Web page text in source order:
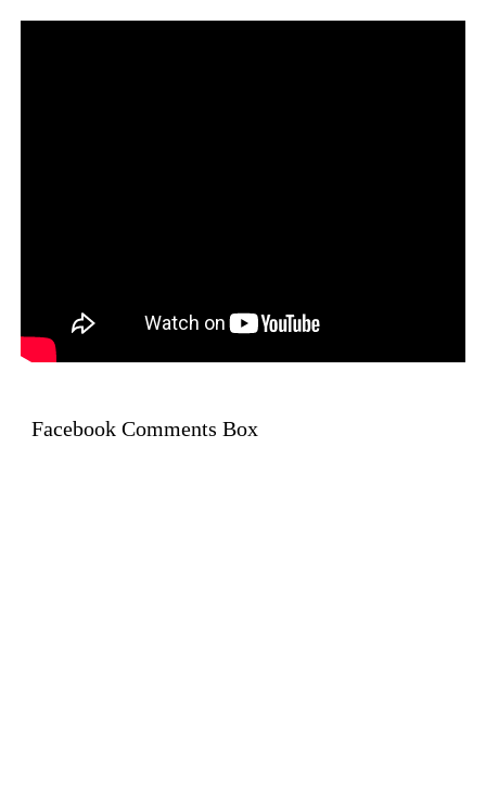
Facebook Comments Box